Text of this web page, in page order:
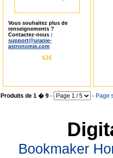
Vous souhaitez plus de
renseignements ?
Contactez-nous :
support@uranie-
astronomie.com
62€
Produits de 1 � 9 - - Page
Bookmaker